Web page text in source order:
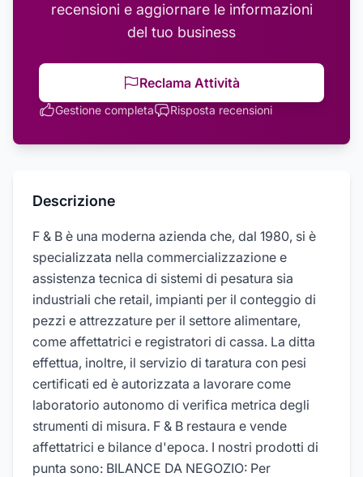
recensioni e aggiornare le informazioni
del tuo business
Reclama Attività
Gestione completa Risposta recensioni
Descrizione
F & B è una moderna azienda che, dal 1980, si è
specializzata nella commercializzazione e
assistenza tecnica di sistemi di pesatura sia
industriali che retail, impianti per il conteggio di
pezzi e attrezzature per il settore alimentare,
come affettatrici e registratori di cassa. La ditta
effettua, inoltre, il servizio di taratura con pesi
certificati ed è autorizzata a lavorare come
laboratorio autonomo di verifica metrica degli
strumenti di misura. F & B restaura e vende
affettatrici e bilance d'epoca. I nostri prodotti di
punta sono: BILANCE DA NEGOZIO: Per